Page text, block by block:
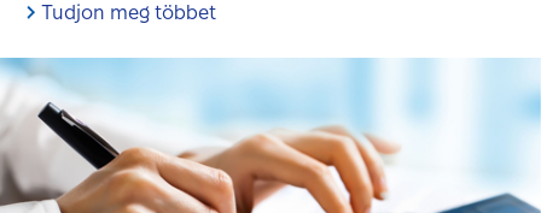
Tudjon meg többet